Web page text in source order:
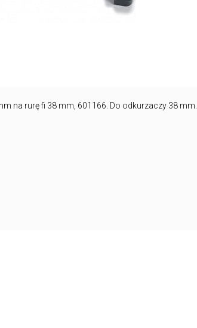
na rurę fi 38 mm, 601166. Do odkurzaczy 38 mm.